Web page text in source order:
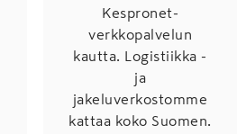
Kespronet-
verkkopalvelun
kautta. Logistiikka -
ja
jakeluverkostomme
kattaa koko Suomen.